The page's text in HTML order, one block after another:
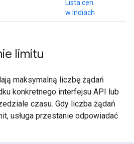
Lista cen
w Indiach
limitu
maksymalną liczbę żądań
konkretnego interfejsu API lub
czasu. Gdy liczba żądań
usługa przestanie odpowiadać